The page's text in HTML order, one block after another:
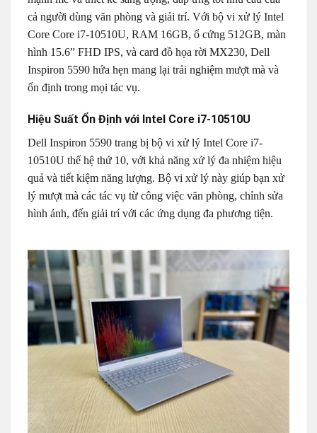
cả người dùng văn phòng và giải trí. Với bộ vi xử lý Intel
Core Core i7-10510U, RAM 16GB, ổ cứng 512GB, màn
hình 15.6” FHD IPS, và card đồ họa rời MX230, Dell
Inspiron 5590 hứa hẹn mang lại trải nghiệm mượt mà và
ổn định trong mọi tác vụ.
Hiệu Suất Ổn Định với Intel Core i7-10510U
Dell Inspiron 5590 trang bị bộ vi xử lý Intel Core i7-
10510U thế hệ thứ 10, với khả năng xử lý đa nhiệm hiệu
quả và tiết kiệm năng lượng. Bộ vi xử lý này giúp bạn xử
lý mượt mà các tác vụ từ công việc văn phòng, chỉnh sửa
hình ảnh, đến giải trí với các ứng dụng đa phương tiện.